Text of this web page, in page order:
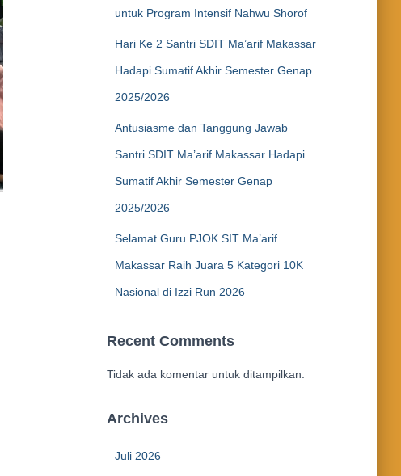
untuk Program Intensif Nahwu Shorof
Hari Ke 2 Santri SDIT Ma’arif Makassar
Hadapi Sumatif Akhir Semester Genap
2025/2026
Antusiasme dan Tanggung Jawab
Santri SDIT Ma’arif Makassar Hadapi
Sumatif Akhir Semester Genap
2025/2026
Selamat Guru PJOK SIT Ma’arif
Makassar Raih Juara 5 Kategori 10K
Nasional di Izzi Run 2026
Recent Comments
Tidak ada komentar untuk ditampilkan.
Archives
Juli 2026